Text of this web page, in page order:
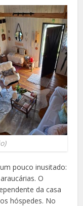
pouco inusitado:
O
da casa
hóspedes. No